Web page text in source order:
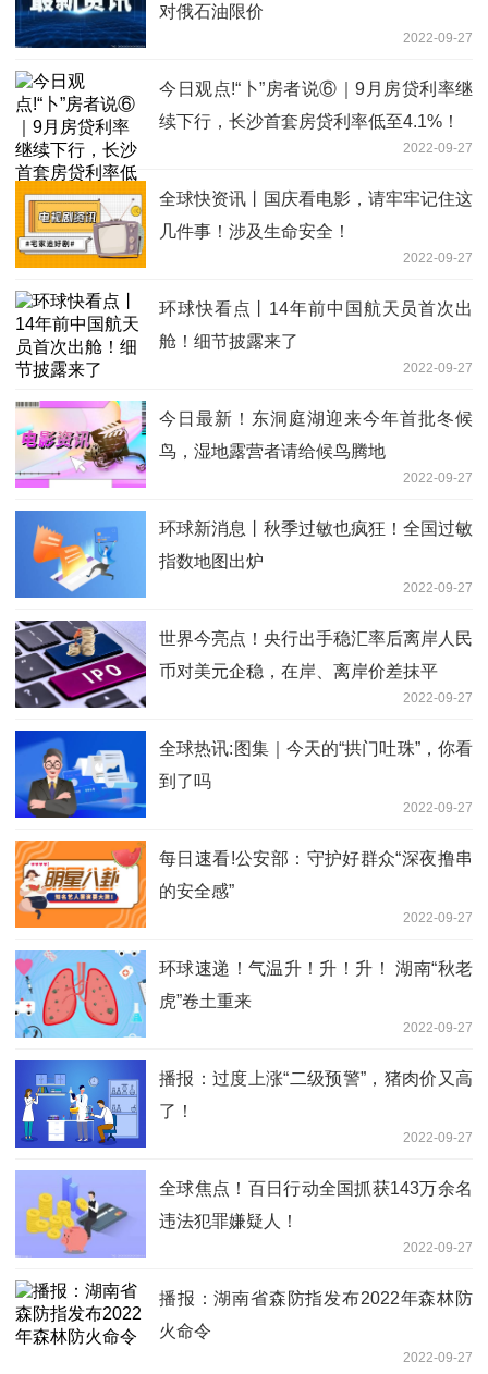
对俄石油限价
2022-09-27
今日观点!“卜”房者说⑥｜9月房贷利率继
续下行，长沙首套房贷利率低至4.1%！
2022-09-27
全球快资讯丨国庆看电影，请牢牢记住这
几件事！涉及生命安全！
2022-09-27
环球快看点丨14年前中国航天员首次出
舱！细节披露来了
2022-09-27
今日最新！东洞庭湖迎来今年首批冬候
鸟，湿地露营者请给候鸟腾地
2022-09-27
环球新消息丨秋季过敏也疯狂！全国过敏
指数地图出炉
2022-09-27
世界今亮点！央行出手稳汇率后离岸人民
币对美元企稳，在岸、离岸价差抹平
2022-09-27
全球热讯:图集｜今天的“拱门吐珠”，你看
到了吗
2022-09-27
每日速看!公安部：守护好群众“深夜撸串
的安全感”
2022-09-27
环球速递！气温升！升！升！ 湖南“秋老
虎”卷土重来
2022-09-27
播报：过度上涨“二级预警”，猪肉价又高
了！
2022-09-27
全球焦点！百日行动全国抓获143万余名
违法犯罪嫌疑人！
2022-09-27
播报：湖南省森防指发布2022年森林防
火命令
2022-09-27